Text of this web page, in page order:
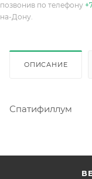
позвонив по телефону
на-Дону.
ОПИСАНИЕ
Спатифиллум